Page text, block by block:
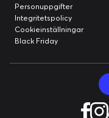
Personuppgifter
Integritetspolicy
Cookieinställningar
Black Friday